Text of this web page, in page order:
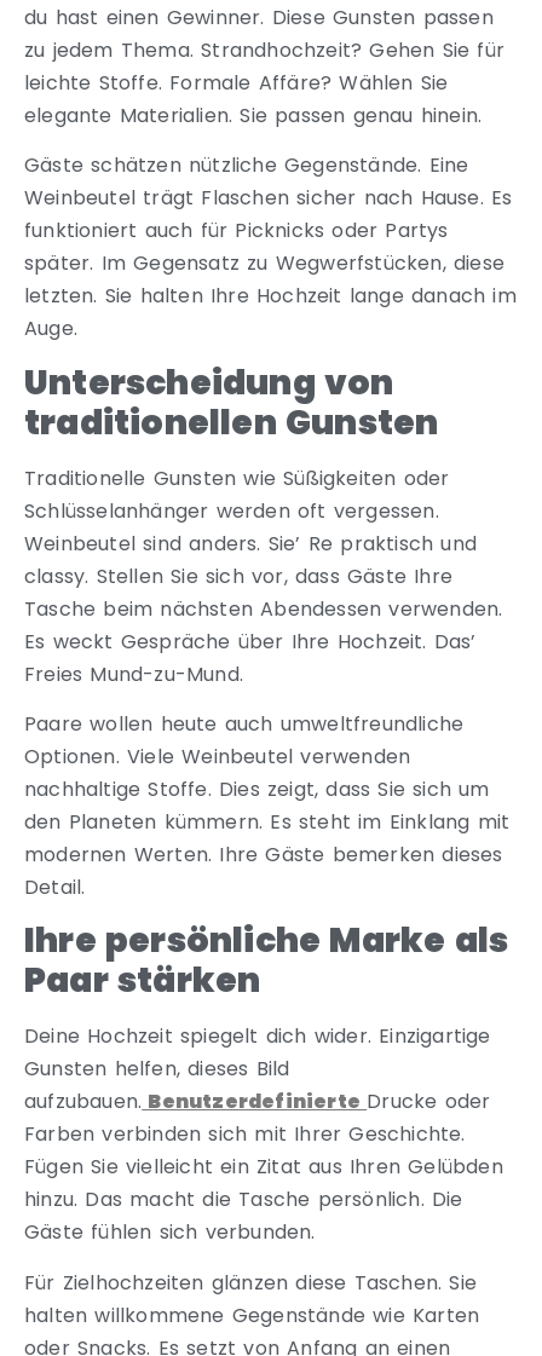
du hast einen Gewinner. Diese Gunsten passen
zu jedem Thema. Strandhochzeit? Gehen Sie für
leichte Stoffe. Formale Affäre? Wählen Sie
elegante Materialien. Sie passen genau hinein.
Gäste schätzen nützliche Gegenstände. Eine
Weinbeutel trägt Flaschen sicher nach Hause. Es
funktioniert auch für Picknicks oder Partys
später. Im Gegensatz zu Wegwerfstücken, diese
letzten. Sie halten Ihre Hochzeit lange danach im
Auge.
Unterscheidung von
traditionellen Gunsten
Traditionelle Gunsten wie Süßigkeiten oder
Schlüsselanhänger werden oft vergessen.
Weinbeutel sind anders. Sie’ Re praktisch und
classy. Stellen Sie sich vor, dass Gäste Ihre
Tasche beim nächsten Abendessen verwenden.
Es weckt Gespräche über Ihre Hochzeit. Das’
Freies Mund-zu-Mund.
Paare wollen heute auch umweltfreundliche
Optionen. Viele Weinbeutel verwenden
nachhaltige Stoffe. Dies zeigt, dass Sie sich um
den Planeten kümmern. Es steht im Einklang mit
modernen Werten. Ihre Gäste bemerken dieses
Detail.
Ihre persönliche Marke als
Paar stärken
Deine Hochzeit spiegelt dich wider. Einzigartige
Gunsten helfen, dieses Bild
aufzubauen. Benutzerdefinierte Drucke oder
Farben verbinden sich mit Ihrer Geschichte.
Fügen Sie vielleicht ein Zitat aus Ihren Gelübden
hinzu. Das macht die Tasche persönlich. Die
Gäste fühlen sich verbunden.
Für Zielhochzeiten glänzen diese Taschen. Sie
halten willkommene Gegenstände wie Karten
oder Snacks. Es setzt von Anfang an einen